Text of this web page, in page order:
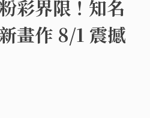
彩界限！知名
畫作 8/1 震撼